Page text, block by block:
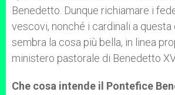
Benedetto. Dunque richiamare i
vescovi, nonché i cardinali a
sembra la cosa più bella, in linea
ministero pastorale di Benedetto
Che cosa intende il Pontefice